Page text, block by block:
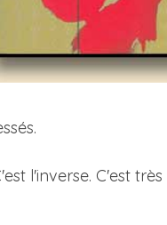
l'inverse. C'est